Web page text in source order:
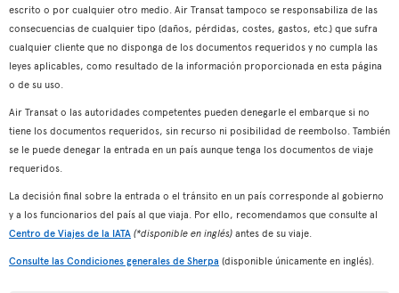
escrito o por cualquier otro medio. Air Transat tampoco se responsabiliza de las
consecuencias de cualquier tipo (daños, pérdidas, costes, gastos, etc.) que sufra
cualquier cliente que no disponga de los documentos requeridos y no cumpla las
leyes aplicables, como resultado de la información proporcionada en esta página
o de su uso.
Air Transat o las autoridades competentes pueden denegarle el embarque si no
tiene los documentos requeridos, sin recurso ni posibilidad de reembolso. También
se le puede denegar la entrada en un país aunque tenga los documentos de viaje
requeridos.
La decisión final sobre la entrada o el tránsito en un país corresponde al gobierno
y a los funcionarios del país al que viaja. Por ello, recomendamos que consulte al
Centro de Viajes de la IATA (*disponible en inglés) antes de su viaje.
Consulte las Condiciones generales de Sherpa (disponible únicamente en inglés).